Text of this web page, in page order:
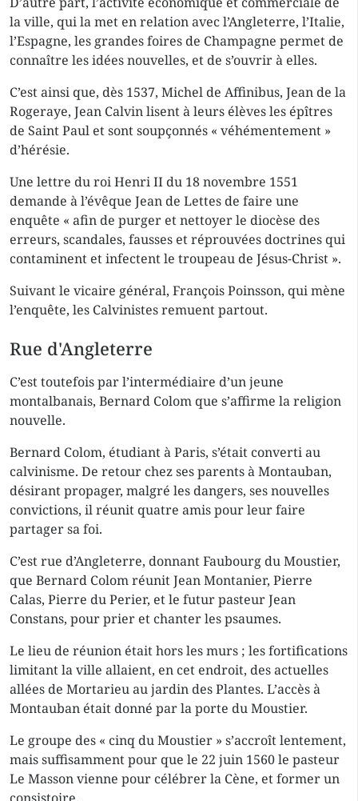
la ville, qui la met en relation avec l’Angleterre, l’Italie,
l’Espagne, les grandes foires de Champagne permet de
connaître les idées nouvelles, et de s’ouvrir à elles.
C’est ainsi que, dès 1537, Michel de Affinibus, Jean de la
Rogeraye, Jean Calvin lisent à leurs élèves les épîtres
de Saint Paul et sont soupçonnés « véhémentement »
d’hérésie.
Une lettre du roi Henri II du 18 novembre 1551
demande à l’évêque Jean de Lettes de faire une
enquête « afin de purger et nettoyer le diocèse des
erreurs, scandales, fausses et réprouvées doctrines qui
contaminent et infectent le troupeau de Jésus-Christ ».
Suivant le vicaire général, François Poinsson, qui mène
l’enquête, les Calvinistes remuent partout.
Rue d'Angleterre
C’est toutefois par l’intermédiaire d’un jeune
montalbanais, Bernard Colom que s’affirme la religion
nouvelle.
Bernard Colom, étudiant à Paris, s’était converti au
calvinisme. De retour chez ses parents à Montauban,
désirant propager, malgré les dangers, ses nouvelles
convictions, il réunit quatre amis pour leur faire
partager sa foi.
C’est rue d’Angleterre, donnant Faubourg du Moustier,
que Bernard Colom réunit Jean Montanier, Pierre
Calas, Pierre du Perier, et le futur pasteur Jean
Constans, pour prier et chanter les psaumes.
Le lieu de réunion était hors les murs ; les fortifications
limitant la ville allaient, en cet endroit, des actuelles
allées de Mortarieu au jardin des Plantes. L’accès à
Montauban était donné par la porte du Moustier.
Le groupe des « cinq du Moustier » s’accroît lentement,
mais suffisamment pour que le 22 juin 1560 le pasteur
Le Masson vienne pour célébrer la Cène, et former un